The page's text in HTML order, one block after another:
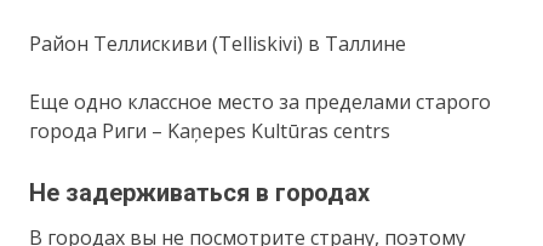
Район Теллискиви (Telliskivi) в Таллине
Еще одно классное место за пределами старого
города Риги – Kaņepes Kultūras centrs
Не задерживаться в городах
В городах вы не посмотрите страну, поэтому